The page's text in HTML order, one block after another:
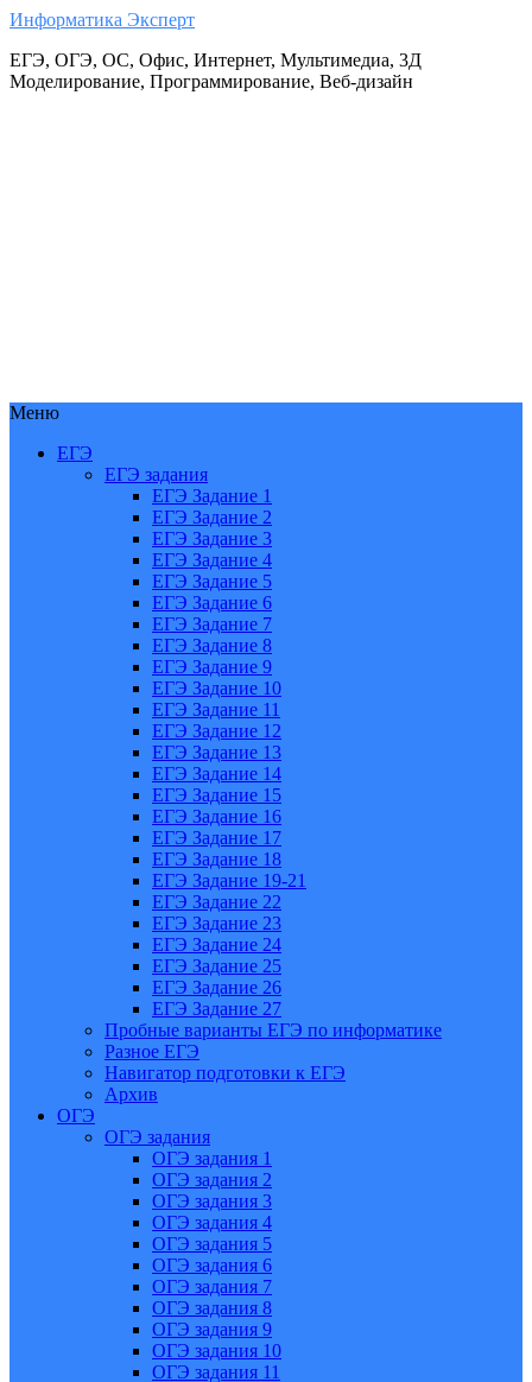
Информатика Эксперт
ЕГЭ, ОГЭ, ОС, Офис, Интернет, Мультимедиа, 3Д
Моделирование, Программирование, Веб-дизайн
Меню
ЕГЭ
ЕГЭ задания
ЕГЭ Задание 1
ЕГЭ Задание 2
ЕГЭ Задание 3
ЕГЭ Задание 4
ЕГЭ Задание 5
ЕГЭ Задание 6
ЕГЭ Задание 7
ЕГЭ Задание 8
ЕГЭ Задание 9
ЕГЭ Задание 10
ЕГЭ Задание 11
ЕГЭ Задание 12
ЕГЭ Задание 13
ЕГЭ Задание 14
ЕГЭ Задание 15
ЕГЭ Задание 16
ЕГЭ Задание 17
ЕГЭ Задание 18
ЕГЭ Задание 19-21
ЕГЭ Задание 22
ЕГЭ Задание 23
ЕГЭ Задание 24
ЕГЭ Задание 25
ЕГЭ Задание 26
ЕГЭ Задание 27
Пробные варианты ЕГЭ по информатике
Разное ЕГЭ
Навигатор подготовки к ЕГЭ
Архив
ОГЭ
ОГЭ задания
ОГЭ задания 1
ОГЭ задания 2
ОГЭ задания 3
ОГЭ задания 4
ОГЭ задания 5
ОГЭ задания 6
ОГЭ задания 7
ОГЭ задания 8
ОГЭ задания 9
ОГЭ задания 10
ОГЭ задания 11